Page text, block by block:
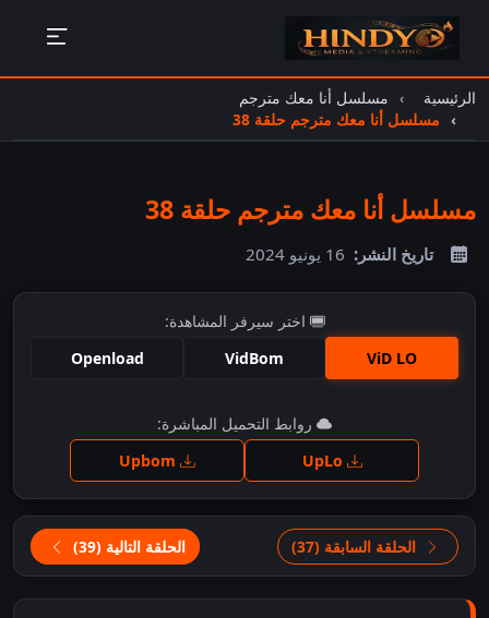
الرئيسية
مسلسل أنا معك مترجم
مسلسل أنا معك مترجم حلقة 38
مسلسل أنا معك مترجم حلقة 38
تاريخ النشر: 16 يونيو 2024
اختر سيرفر المشاهدة:
ViD LO
VidBom
Openload
اضغط للمشاهدة
روابط التحميل المباشرة:
الحلقة السابقة (37) الحلقة التالية (39)